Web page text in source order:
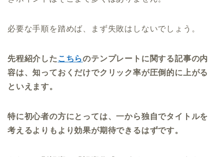
必要な手順を踏めば、まず失敗はしないでしょう。
先程紹介した こちらのテンプレートに関する記事の内
容は、知っておくだけでクリック率が圧倒的に上がる
といえます。
特に初心者の方にとっては、一から独自でタイトルを
考えるよりもより効果が期待できるはずです。